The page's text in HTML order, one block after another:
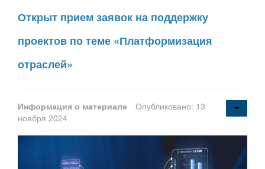
Открыт прием заявок на поддержку
проектов по теме «Платформизация
отраслей»
Информация о материале
Опубликовано: 13
ноября 2024